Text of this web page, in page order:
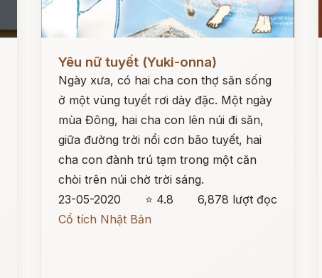
Yêu nữ tuyết (Yuki-onna)
Ngày xưa, có hai cha con thợ săn sống
ở một vùng tuyết rơi dày đặc. Một ngày
mùa Đông, hai cha con lên núi đi săn,
giữa đường trời nổi cơn bão tuyết, hai
cha con đành trú tạm trong một căn
chòi trên núi chờ trời sáng.
23-05-2020
⭐ 4.8
6,878 lượt đọc
Cổ tích Nhật Bản